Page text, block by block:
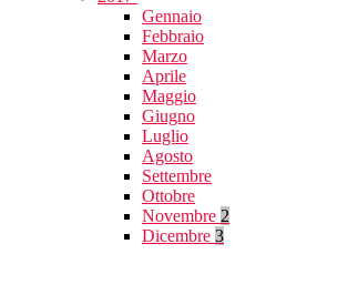
Gennaio
Febbraio
Marzo
Aprile
Maggio
Giugno
Luglio
Agosto
Settembre
Ottobre
Novembre 2
Dicembre 3